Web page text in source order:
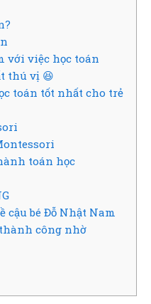
với việc học toán
thú vị 😆
toán tốt nhất cho trẻ
toán học
cậu bé Đỗ Nhật Nam
công nhờ